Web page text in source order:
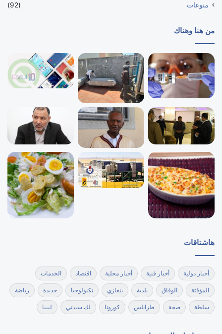
منوعات
(92)
من هنا وهناك
هاشتاقات
أخبار دولية أخبار فنية أخبار محلية اقتصاد الخدمات
المؤقتة الوفاق بلدية بنغازي تكنولوجيا جديدة رياضة
سلطة صحة طرابلس كورونا لك سيدتي ليبيا